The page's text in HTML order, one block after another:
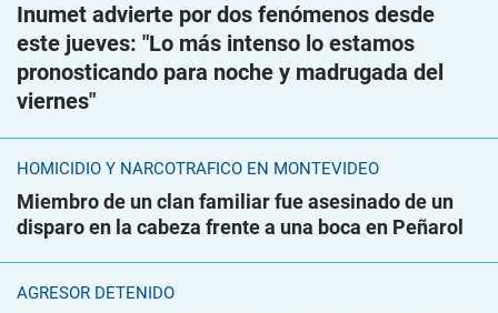
Inumet advierte por dos fenómenos desde
este jueves: "Lo más intenso lo estamos
pronosticando para noche y madrugada del
viernes"
HOMICIDIO Y NARCOTRÁFICO EN MONTEVIDEO
Miembro de un clan familiar fue asesinado de un
disparo en la cabeza frente a una boca en Peñarol
AGRESOR DETENIDO